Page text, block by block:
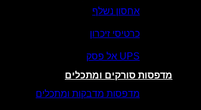
אחסון נשלף
כרטיסי זיכרון
UPS אל פסק
מדפסות סורקים ומתכלים
מדפסות מדבקות ומתכלים